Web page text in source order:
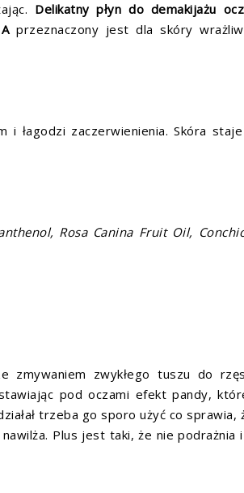
Delikatny płyn do demakijażu
Aprzeznaczony jest dla skóry
i łagodzi zaczerwienienia. Skóra
Rosa Canina Fruit Oil,
zmywaniem zwykłego tuszu do
pod oczami efekt pandy,
trzeba go sporo użyć co sprawia,
Plus jest taki, że nie podrażnia